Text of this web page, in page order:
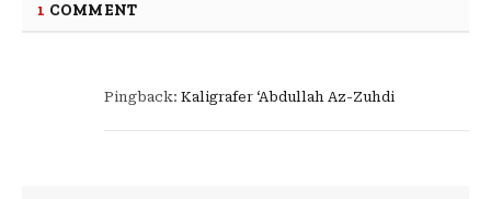
1 COMMENT
Pingback: Kaligrafer ‘Abdullah Az-Zuhdi